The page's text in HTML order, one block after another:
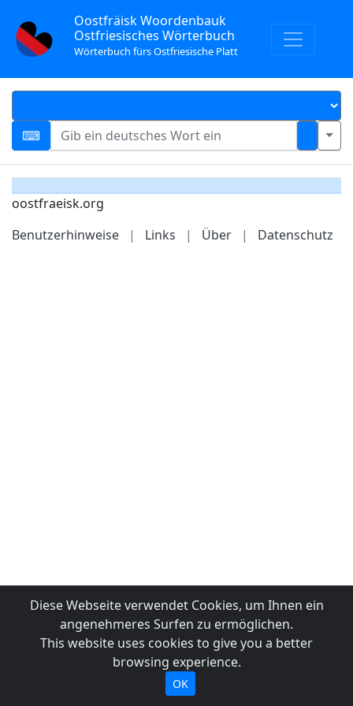
Oostfräisk Woordenbauk
Ostfriesisches Wörterbuch
Wörterbuch fürs Ostfriesische Platt
oostfraeisk.org
Benutzerhinweise
| Links | Über | Datenschutz
Diese Webseite verwendet Cookies, um Ihnen ein
angenehmeres Surfen zu ermöglichen.
This website uses cookies to give you a better
browsing experience.
OK